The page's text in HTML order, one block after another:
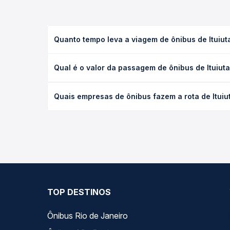
Quanto tempo leva a viagem de ônibus de
ou leito) e as condições de tráfego. Na Quero
Qual é o valor da passagem de ônibus de
poltrona e a antecedência da compra. Na Quero
Quais empresas de ônibus fazem a rota de
TOP DESTINOS
Ônibus Rio de Janeiro